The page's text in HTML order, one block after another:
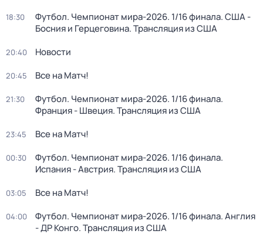
18:30
Футбол. Чемпионат мира-2026. 1/16 финала. США -
Босния и Герцеговина. Трансляция из США
20:40 Новости
20:45 Все на Матч!
21:30
Футбол. Чемпионат мира-2026. 1/16 финала.
Франция - Швеция. Трансляция из США
23:45 Все на Матч!
00:30
Футбол. Чемпионат мира-2026. 1/16 финала.
Испания - Австрия. Трансляция из США
03:05 Все на Матч!
04:00
Футбол. Чемпионат мира-2026. 1/16 финала. Англия
- ДР Конго. Трансляция из США